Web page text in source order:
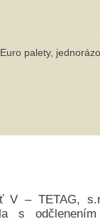
V – TETAG,
s odčlenením